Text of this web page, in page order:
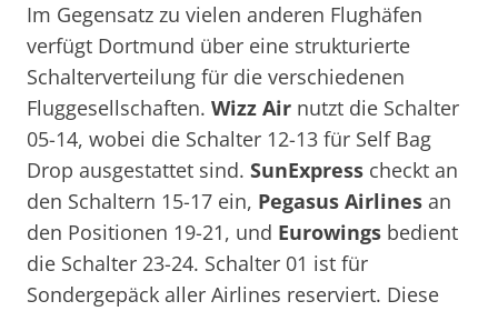
Im Gegensatz zu vielen anderen Flughäfen
verfügt Dortmund über eine strukturierte
Schalterverteilung für die verschiedenen
Fluggesellschaften. Wizz Air nutzt die Schalter
05-14, wobei die Schalter 12-13 für Self Bag
Drop ausgestattet sind. SunExpress checkt an
den Schaltern 15-17 ein, Pegasus Airlines an
den Positionen 19-21, und Eurowings bedient
die Schalter 23-24. Schalter 01 ist für
Sondergepäck aller Airlines reserviert. Diese